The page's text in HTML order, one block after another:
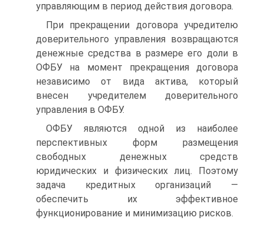
управляющим в период действия договора.
При прекращении договора учредителю
доверительного управ­ления возвращаются
денежные средства в размере его доли в
ОФБУ на момент прекращения договора
независимо от вида актива, кото­рый
внесен учредителем доверительного
управления в ОФБУ.
ОФБУ являются одной из наиболее
перспективных форм раз­мещения
свободных денежных средств
юридических и физических лиц. Поэтому
задача кредитных организаций —
обеспечить их эф­фективное
функционирование и минимизацию рисков.